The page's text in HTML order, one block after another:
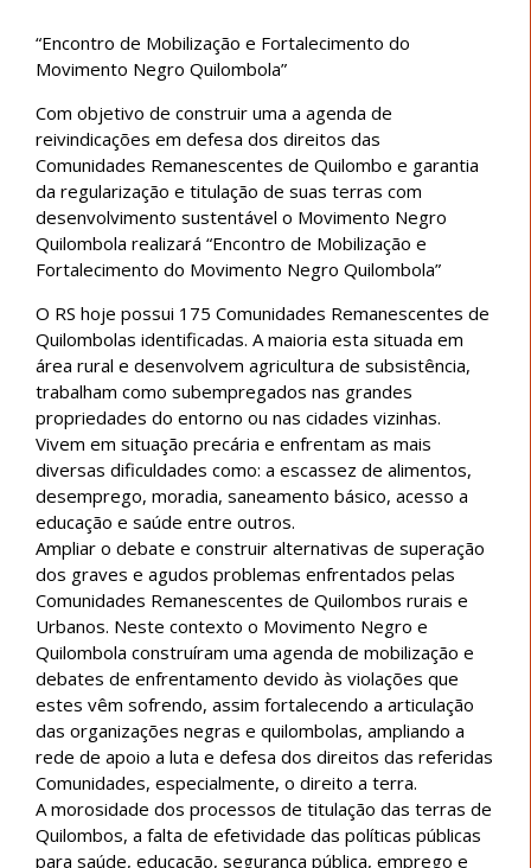
“Encontro de Mobilização e Fortalecimento do
Movimento Negro Quilombola”
Com objetivo de construir uma a agenda de
reivindicações em defesa dos direitos das
Comunidades Remanescentes de Quilombo e garantia
da regularização e titulação de suas terras com
desenvolvimento sustentável o Movimento Negro
Quilombola realizará “Encontro de Mobilização e
Fortalecimento do Movimento Negro Quilombola”
O RS hoje possui 175 Comunidades Remanescentes de
Quilombolas identificadas. A maioria esta situada em
área rural e desenvolvem agricultura de subsistência,
trabalham como subempregados nas grandes
propriedades do entorno ou nas cidades vizinhas.
Vivem em situação precária e enfrentam as mais
diversas dificuldades como: a escassez de alimentos,
desemprego, moradia, saneamento básico, acesso a
educação e saúde entre outros.
Ampliar o debate e construir alternativas de superação
dos graves e agudos problemas enfrentados pelas
Comunidades Remanescentes de Quilombos rurais e
Urbanos. Neste contexto o Movimento Negro e
Quilombola construíram uma agenda de mobilização e
debates de enfrentamento devido às violações que
estes vêm sofrendo, assim fortalecendo a articulação
das organizações negras e quilombolas, ampliando a
rede de apoio a luta e defesa dos direitos das referidas
Comunidades, especialmente, o direito a terra.
A morosidade dos processos de titulação das terras de
Quilombos, a falta de efetividade das políticas públicas
para saúde, educação, segurança pública, emprego e